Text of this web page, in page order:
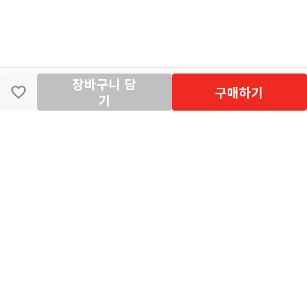
장바구니 담
기
구매하기
딴지마켓이용약관개인정보처리방침
공지사항